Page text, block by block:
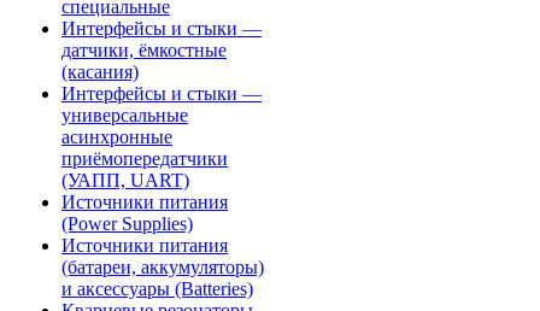
специальные
Интерфейсы и стыки —
датчики, ёмкостные
(касания)
Интерфейсы и стыки —
универсальные
асинхронные
приёмопередатчики
(УАПП, UART)
Источники питания
(Power Supplies)
Источники питания
(батареи, аккумуляторы)
и аксессуары (Batteries)